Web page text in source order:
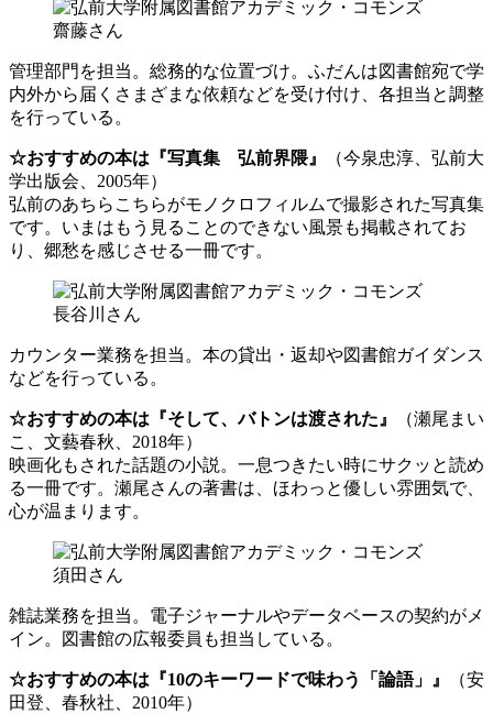
齋藤さん
管理部門を担当。総務的な位置づけ。ふだんは図書館宛で学
内外から届くさまざまな依頼などを受け付け、各担当と調整
を行っている。
☆おすすめの本は『写真集 弘前界隈』
（今泉忠淳、弘前大
学出版会、2005年）
弘前のあちらこちらがモノクロフィルムで撮影された写真集
です。いまはもう見ることのできない風景も掲載されてお
り、郷愁を感じさせる一冊です。
長谷川さん
カウンター業務を担当。本の貸出・返却や図書館ガイダンス
などを行っている。
☆おすすめの本は『そして、バトンは渡された』
（瀬尾まい
こ、文藝春秋、2018年）
映画化もされた話題の小説。一息つきたい時にサクッと読め
る一冊です。瀬尾さんの著書は、ほわっと優しい雰囲気で、
心が温まります。
須田さん
雑誌業務を担当。電子ジャーナルやデータベースの契約がメ
イン。図書館の広報委員も担当している。
☆おすすめの本は『10のキーワードで味わう「論語」』
（安
田登、春秋社、2010年）